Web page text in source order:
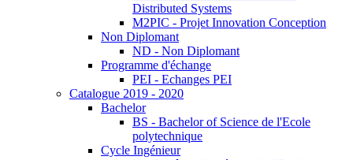
Distributed Systems
M2PIC - Projet Innovation Conception
Non Diplomant
ND - Non Diplomant
Programme d'échange
PEI - Echanges PEI
Catalogue 2019 - 2020
Bachelor
BS - Bachelor of Science de l'Ecole
polytechnique
Cycle Ingénieur